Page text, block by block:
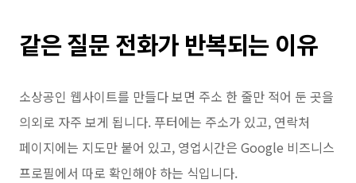
같은 질문 전화가 반복되는 이유
소상공인 웹사이트를 만들다 보면 주소 한 줄만 적어 둔 곳을
의외로 자주 보게 됩니다. 푸터에는 주소가 있고, 연락처
페이지에는 지도만 붙어 있고, 영업시간은 Google 비즈니스
프로필에서 따로 확인해야 하는 식입니다.